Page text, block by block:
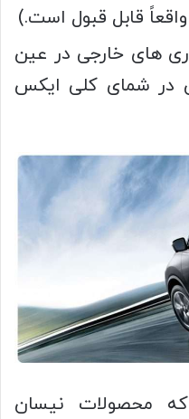
قابل قبول است.)
های خارجی در عین
در شمای کلی ایکس
محصولات نیسان